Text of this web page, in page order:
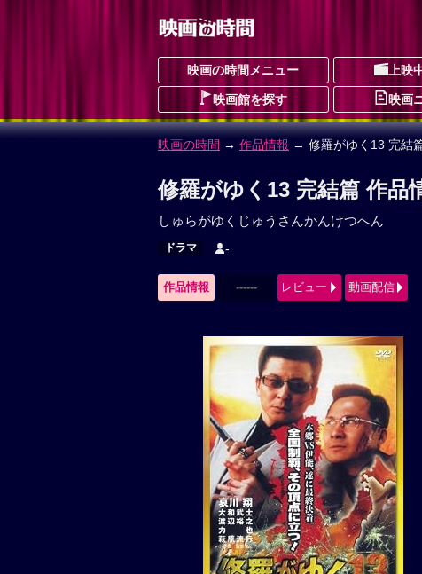
映画の時間メニュー 上映
映画館を探す 映画
映画の時間 → 作品情報 → 修羅がゆく13 完結
修羅がゆく13 完結篇 作品
しゅらがゆくじゅうさんかんけつへん
ドラマ -
作品情報 ------ レビュー 動画配信